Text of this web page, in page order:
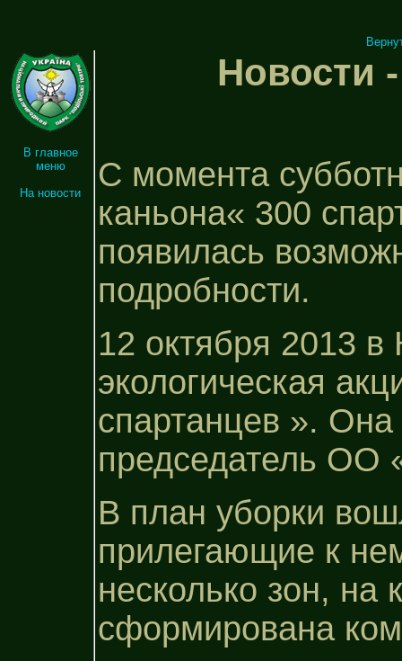
В главное
меню
На новости
Новости
С момента
каньона« 300
появилась
подробности.
12 октября 2013
экологическая
спартанцев ». Она
председатель ОО
В план уборки
прилегающие к
несколько зон, на
сформирована